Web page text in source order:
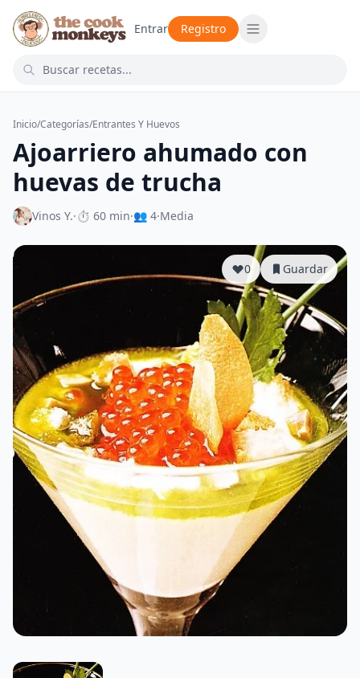
Entrar Registro
Inicio/Categorías/Entrantes Y Huevos
Ajoarriero ahumado con
huevas de trucha
Vinos Y.·⏱ 60 min·👥 4·Media
0 Guardar